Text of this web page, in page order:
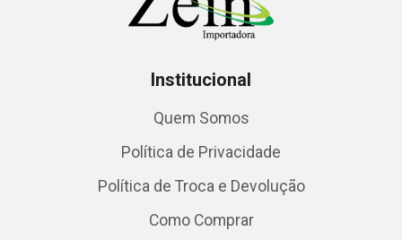
Institucional
Quem Somos
Política de Privacidade
Política de Troca e Devolução
Como Comprar